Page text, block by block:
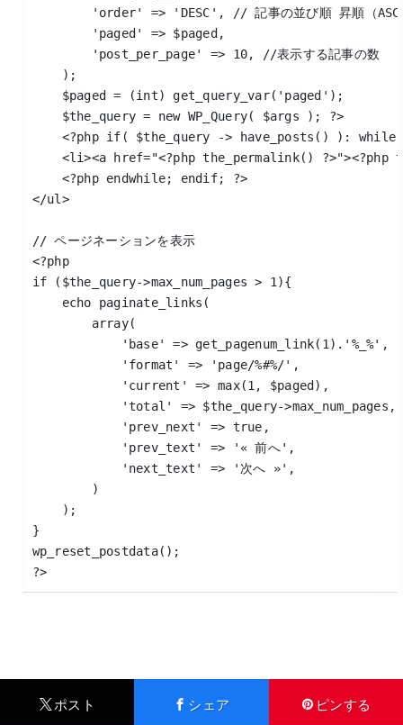
'order' => 'DESC', // 記事の並び順 昇順（ASC
        'paged' => $paged,
        'post_per_page' => 10, //表示する記事の数
    );
    $paged = (int) get_query_var('paged');
    $the_query = new WP_Query( $args ); ?>
<?php if( $the_query -> have_posts() ):
<li><a href="<?php the_permalink() ?>"><?php
    <?php endwhile; endif; ?>
</ul>
// ページネーションを表示
<?php
if ($the_query->max_num_pages > 1){
    echo paginate_links(
        array(
            'base' => get_pagenum_link(1).'%_%',
            'format' => 'page/%#%/',
            'current' => max(1, $paged),
            'total' => $the_query->max_num_pages,
            'prev_next' => true,
            'prev_text' => '« 前へ',
            'next_text' => '次へ »',
        )
    );
}
wp_reset_postdata();
?>
ポスト シェア ピンする